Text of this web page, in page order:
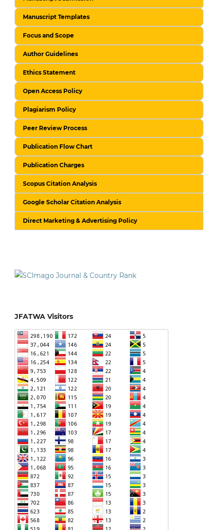
Manuscript Templates
Focus and Scope
Author Guidelines
Ethics Statement
Open Access Policy
Plagiarism Policy
Peer Review Process
Publication Flow Chart
Publication Charges
Scopus Citation Analysis
Google Scholar Citation Analysis
Direct Marketing & Advertising Policy
JFATWA Visitors